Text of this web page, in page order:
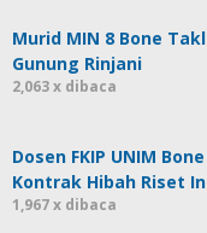
Murid MIN 8 Bone
Gunung Rinjani
2,063 x dibaca
Dosen FKIP UNIM
Kontrak Hibah Riset
1,967 x dibaca